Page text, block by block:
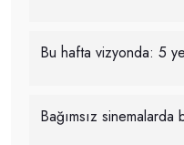
Bu hafta vizyonda: 5
Bağımsız sinemalarda